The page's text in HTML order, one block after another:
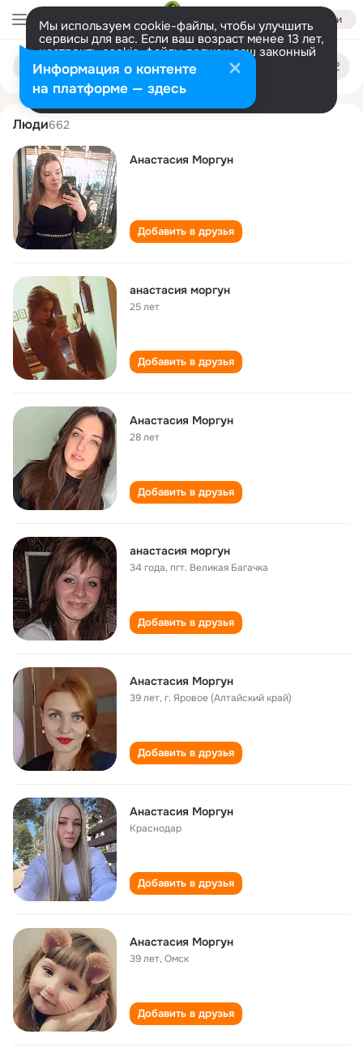
Войти
Мы используем cookie-файлы, чтобы улучшить
сервисы для вас. Если ваш возраст менее 13 лет,
настроить cookie-файлы должен ваш законный
представитель. Больше информации
Разрешить все Настроить
Поиск
людям
anastasiya morgun
Люди662
Анастасия Моргун
Добавить в друзья
анастасия моргун
25 лет
Добавить в друзья
Анастасия Моргун
28 лет
Добавить в друзья
анастасия моргун
34 года,пгт. Великая Багачка
Добавить в друзья
Анастасия Моргун
39 лет,г. Яровое (Алтайский край)
Добавить в друзья
Анастасия Моргун
Краснодар
Добавить в друзья
Анастасия Моргун
39 лет,Омск
Добавить в друзья
Информация о контенте
на платформе — здесь